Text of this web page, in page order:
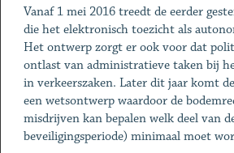
Vanaf 1 mei 2016 treedt de eerder
die het elektronisch toezicht als
Het ontwerp zorgt er ook voor dat
ontlast van administratieve taken bij
in verkeerszaken. Later dit jaar komt
een wetsontwerp waardoor de
misdrijven kan bepalen welk deel van
beveiligingsperiode) minimaal moet